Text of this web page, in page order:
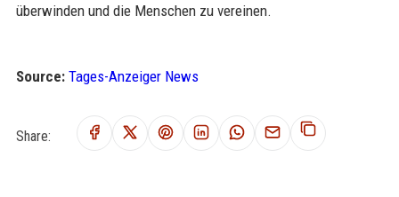
überwinden und die Menschen zu vereinen.
Source: Tages-Anzeiger News
Share: